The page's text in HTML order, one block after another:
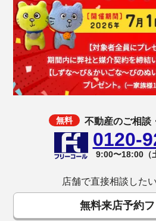
不動産のご相談
0120-
9:00〜18:00（
店舗で直接相談した
無料来店予約